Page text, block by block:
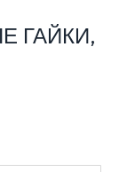
ГАЙКИ,